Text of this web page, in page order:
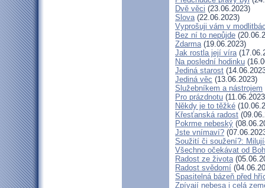
Dvě věci (23.06.2023)
Slova(22.06.2023)
Vyprošuji vám v
Bez ní to nepůjde
Zdarma(19.06.2023)
Jak rostla její víra
Na poslední hodinku
Jediná starost
Jediná věc (13.06.2023)
Služebníkem a nástrojem
Pro prázdnotu
Někdy je to těžké
Křesťanská radost
Pokrme nebeský
Jste vnímaví?
Soužití či soužení?:
Všechno očekávat od
Radost ze života
Radost svědomí
Spasitelná bázeň před
Zpívají nebesa i celá